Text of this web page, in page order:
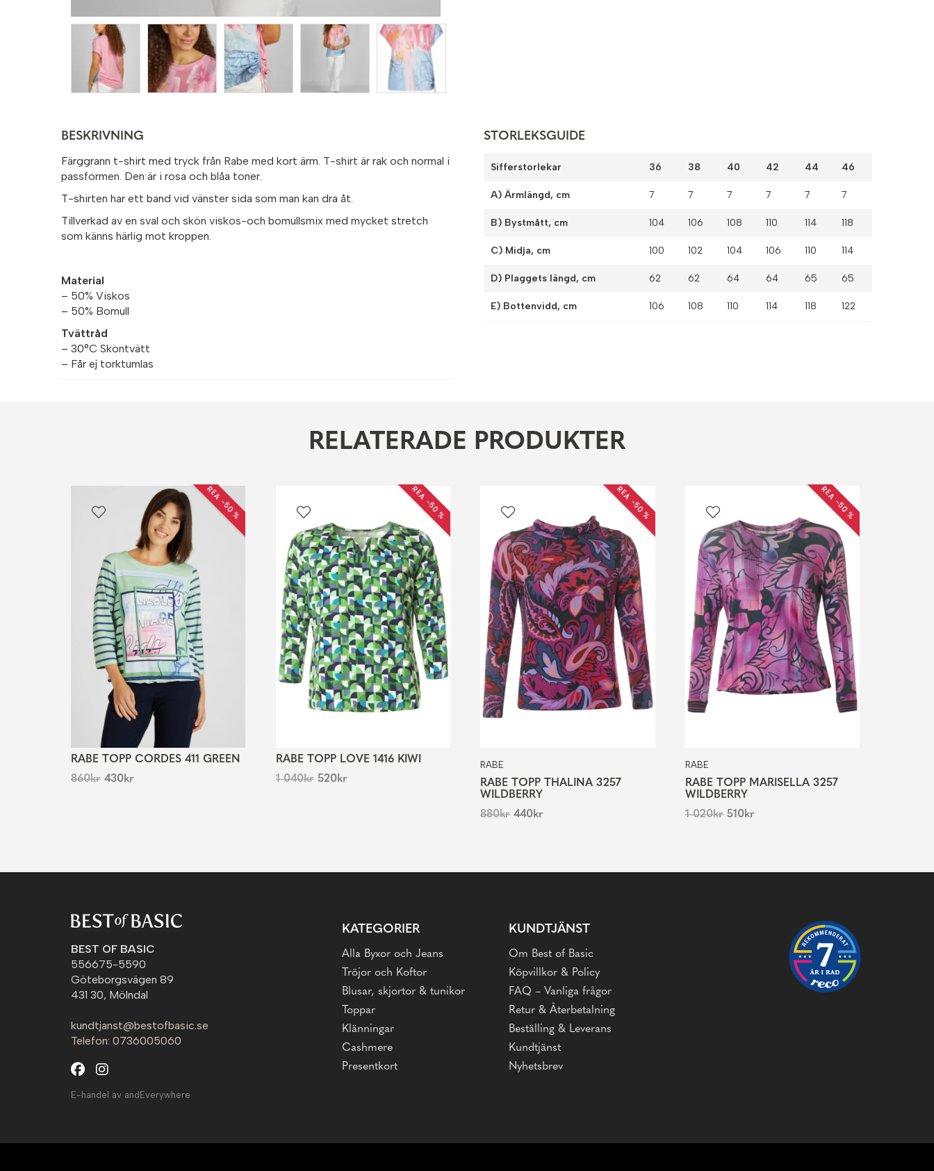
BESKRIVNING
Färggrann t-shirt med tryck från Rabe med kort ärm. T-shirt är rak och normal i
passformen. Den är i rosa och blåa toner.
T-shirten har ett band vid vänster sida som man kan dra åt.
Tillverkad av en sval och skön viskos-och bomullsmix med mycket stretch
som känns härlig mot kroppen.
Material
– 50% Viskos
– 50% Bomull
Tvättråd
– 30°C Skontvätt
– Får ej torktumlas
STORLEKSGUIDE
Sifferstorlekar 36 38 40 42 44 46
A) Ärmlängd, cm 7 7 7 7 7 7
B) Bystmått, cm 104 106 108 110 114 118
C) Midja, cm 100 102 104 106 110 114
D) Plaggets längd, cm 62 62 64 64 65 65
E) Bottenvidd, cm 106 108 110 114 118 122
RELATERADE PRODUKTER
REA −50 %
RABE TOPP CORDES 411 GREEN
860kr 430kr
REA −50 %
RABE TOPP LOVE 1416 KIWI
1 040kr 520kr
REA −50 %
RABE
RABE TOPP THALINA 3257
WILDBERRY
880kr 440kr
REA −50 %
RABE
RABE TOPP MARISELLA 3257
WILDBERRY
1 020kr 510kr
BEST OF BASIC
556675-5590
Göteborgsvägen 89
431 30, Mölndal
kundtjanst@bestofbasic.se
Telefon: 0736005060
E-handel av andEverywhere
KATEGORIER
Alla Byxor och Jeans
Tröjor och Koftor
Blusar, skjortor & tunikor
Toppar
Klänningar
Cashmere
Presentkort
KUNDTJÄNST
Om Best of Basic
Köpvillkor & Policy
FAQ – Vanliga frågor
Retur & Återbetalning
Beställing & Leverans
Kundtjänst
Nyhetsbrev